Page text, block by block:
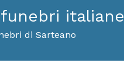
italiane
di Sarteano